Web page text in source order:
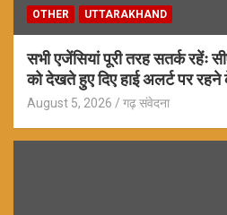
OTHER UTTARAKHAND
सभी एजेंसियां पूरी तरह सतर्क रहेंः
को देखते हुए दिए हाई अलर्ट पर रहने
August 5, 2026 गढ़ संवेदना